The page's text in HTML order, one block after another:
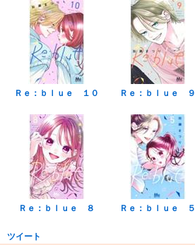
Ｒｅ：ｂｌｕｅ １０ Ｒｅ：ｂｌｕｅ ９
Ｒｅ：ｂｌｕｅ ８ Ｒｅ：ｂｌｕｅ ５
ツイート